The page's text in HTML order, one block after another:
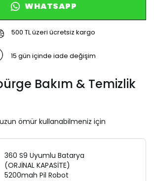
WHATSAPP
500 TL üzeri ücretsiz kargo
15 gün içinde iade değişim
Bakım & Temizlik
ömür kullanabilmeniz için
360 S9 Uyumlu Batarya
(ORJİNAL KAPASİTE)
5200mah Pil Robot